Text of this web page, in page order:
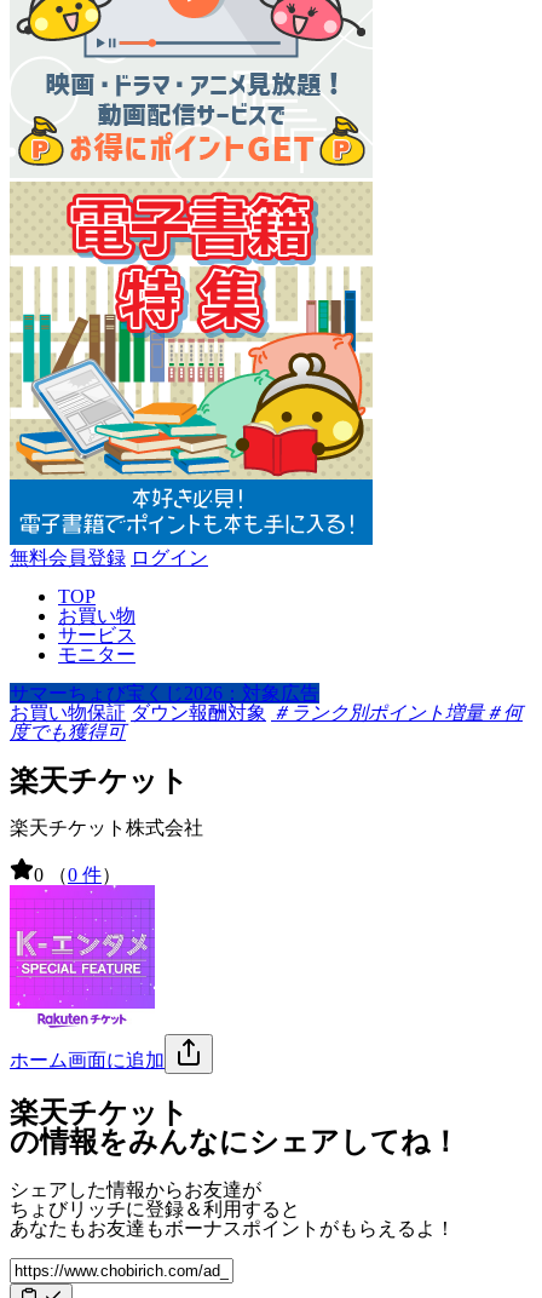
無料会員登録 ログイン
TOP
お買い物
サービス
モニター
サマーちょび宝くじ2026：対象広告
お買い物保証 ダウン報酬対象 ＃ランク別ポイント増量＃何
度でも獲得可
楽天チケット
楽天チケット株式会社
0 （0 件）
ホーム画面に追加
楽天チケット
の情報をみんなにシェアしてね！
シェアした情報からお友達が
ちょびリッチに登録＆利用すると
あなたもお友達もボーナスポイント がもらえるよ！